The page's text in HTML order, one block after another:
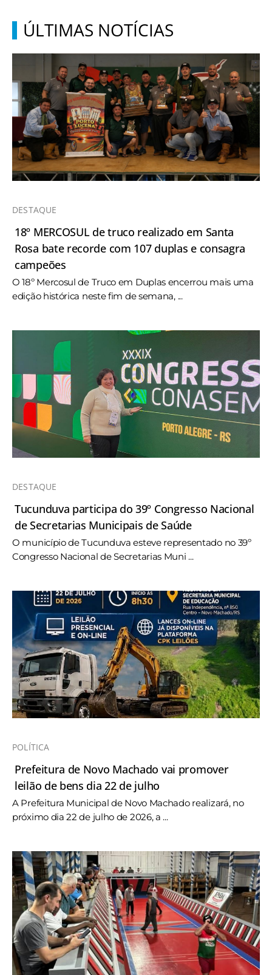
ÚLTIMAS NOTÍCIAS
DESTAQUE
18º MERCOSUL de truco realizado em Santa
Rosa bate recorde com 107 duplas e consagra
campeões
O 18º Mercosul de Truco em Duplas encerrou mais uma
edição histórica neste fim de semana, ...
DESTAQUE
Tucunduva participa do 39º Congresso Nacional
de Secretarias Municipais de Saúde
O município de Tucunduva esteve representado no 39º
Congresso Nacional de Secretarias Muni ...
POLÍTICA
Prefeitura de Novo Machado vai promover
leilão de bens dia 22 de julho
A Prefeitura Municipal de Novo Machado realizará, no
próximo dia 22 de julho de 2026, a ...